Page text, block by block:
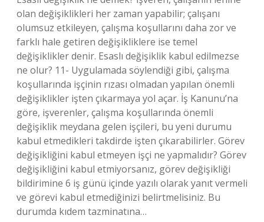
olan değişiklikleri her zaman yapabilir; çalışanı
olumsuz etkileyen, çalışma koşullarını daha zor ve
farklı hale getiren değişikliklere ise temel
değişiklikler denir. Esaslı değişiklik kabul edilmezse
ne olur? 11- Uygulamada söylendiği gibi, çalışma
koşullarında işçinin rızası olmadan yapılan önemli
değişiklikler işten çıkarmaya yol açar. İş Kanunu’na
göre, işverenler, çalışma koşullarında önemli
değişiklik meydana gelen işçileri, bu yeni durumu
kabul etmedikleri takdirde işten çıkarabilirler. Görev
değişikliğini kabul etmeyen işçi ne yapmalıdır? Görev
değişikliğini kabul etmiyorsanız, görev değişikliği
bildirimine 6 iş günü içinde yazılı olarak yanıt vermeli
ve görevi kabul etmediğinizi belirtmelisiniz. Bu
durumda kıdem tazminatına…